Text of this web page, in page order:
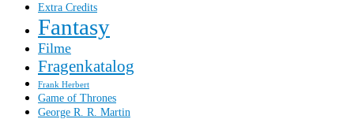
Extra Credits
Fantasy
Filme
Fragenkatalog
Frank Herbert
Game of Thrones
George R. R. Martin